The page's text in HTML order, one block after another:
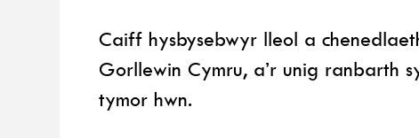
Caiff hysbysebwyr lleol a
Gorllewin Cymru, a’r unig ranbarth
tymor hwn.